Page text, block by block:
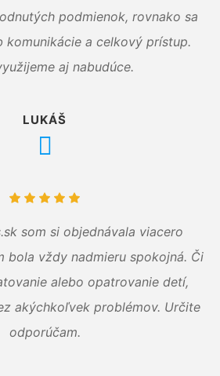
podmienok, rovnako sa
komunikácie a celkový prístup.
aj nabudúce.
LUKÁŠ
som si objednávala viacero
bola vždy nadmieru spokojná. Či
alebo opatrovanie detí,
akýchkoľvek problémov. Určite
odporúčam.